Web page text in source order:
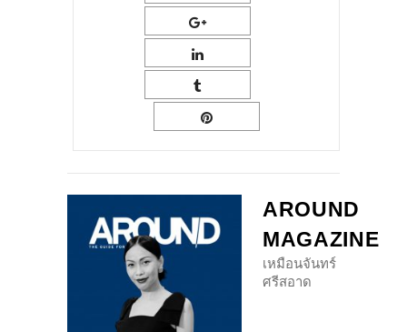
AROUND
MAGAZINE
เหมือนจันทร์
ศรีสอาด